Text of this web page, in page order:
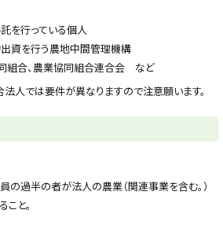
を行っている個人
資を行う農地中間管理機構
組合、農業協同組合連合会 など
人では要件が異なりますので注意願います。
過半の者が法人の農業（関連事業を含む。）
と。